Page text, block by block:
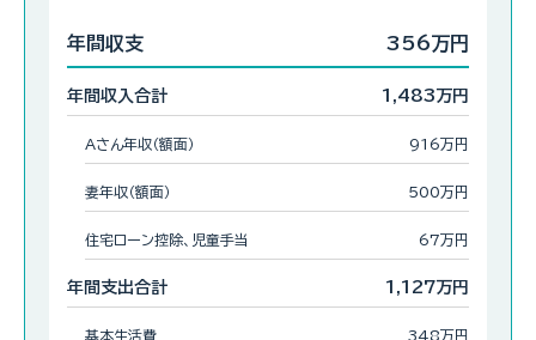
年間収支 356万円
年間収入合計 1,483万円
Aさん年収（額面） 916万円
妻年収（額面） 500万円
住宅ローン控除、児童手当 67万円
年間支出合計 1,127万円
基本生活費 348万円